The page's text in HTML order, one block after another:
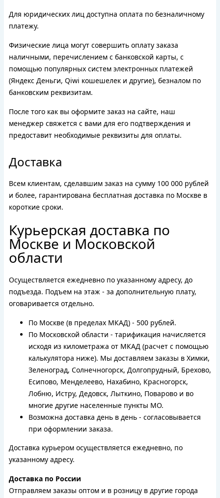
Для юридических лиц доступна оплата по безналичному
платежу.
Физические лица могут совершить оплату заказа
наличными, перечислением с банковской карты, с
помощью популярных систем электронных платежей
(Яндекс Деньги, Qiwi кошешелек и другие), безналом по
банковским реквизитам.
После того как вы оформите заказ на сайте, наш
менеджер свяжется с вами для его подтверждения и
предоставит необходимые реквизиты для оплаты.
Доставка
Всем клиентам, сделавшим заказ на сумму 100 000 рублей
и более, гарантирована бесплатная доставка по Москве в
короткие сроки.
Курьерская доставка по
Москве и Московской
области
Осуществляется ежедневно по указанному адресу, до
подъезда. Подъем на этаж - за дополнительную плату,
оговаривается отдельно.
По Москве (в пределах МКАД) - 500 рублей.
По Московской области - тарификация начисляется
исходя из километража от МКАД (расчет с помощью
калькулятора ниже). Мы доставляем заказы в Химки,
Зеленоград, Солнечногорск, Долгопрудный, Брехово,
Есипово, Менделеево, Нахабино, Красногорск,
Лобню, Истру, Дедовск, Лыткино, Поварово и во
многие другие населенные пункты МО.
Возможна доставка день в день - согласовывается
при оформлении заказа.
Доставка курьером осуществляется ежедневно, по
указанному адресу.
Доставка по России
Отправляем заказы оптом и в розницу в другие города